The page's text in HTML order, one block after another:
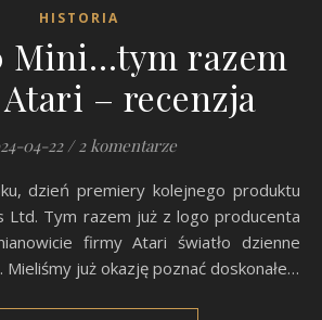
HISTORIA
Mini…tym razem
– recenzja
04-22 / 2 komentarze
Ltd. Tym razem już z logo producenta
firmy Atari światło dzienne
Mieliśmy już okazję poznać doskonałe…